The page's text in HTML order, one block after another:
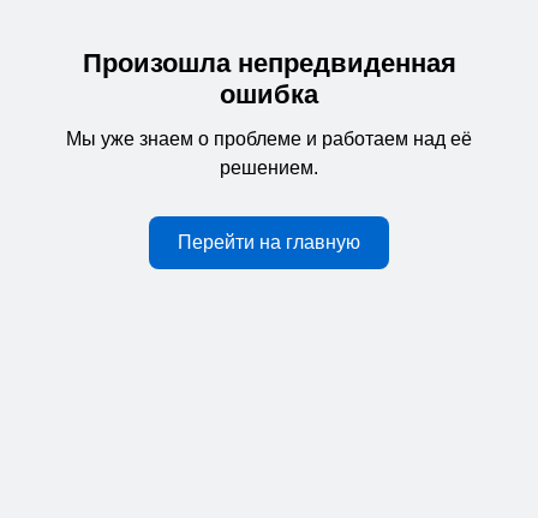
Произошла непредвиденная
ошибка
Мы уже знаем о проблеме и работаем над её
решением.
Перейти на главную